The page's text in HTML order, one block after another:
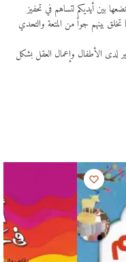
من 100 لغز وأحجية.. نضعها بين أيديكم لتساهم في تحفيز
تخلق بينهم جواً من المتعة والتحدي
لدى الأطفال وإعمال العقل بشكل